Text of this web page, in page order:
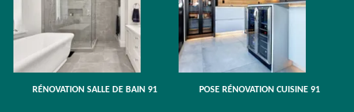
RÉNOVATION SALLE DE BAIN 91 POSE RÉNOVATION CUISINE 91